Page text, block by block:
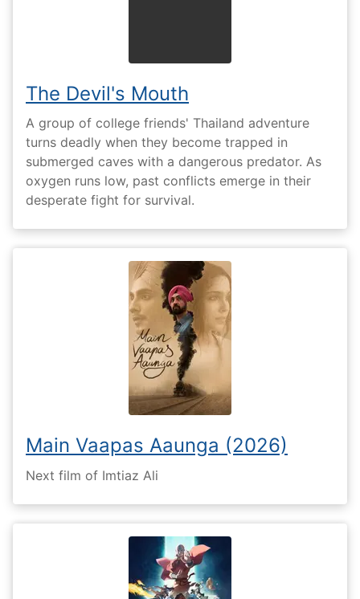
The Devil's Mouth
A group of college friends' Thailand adventure
turns deadly when they become trapped in
submerged caves with a dangerous predator. As
oxygen runs low, past conflicts emerge in their
desperate fight for survival.
Main Vaapas Aaunga (2026)
Next film of Imtiaz Ali